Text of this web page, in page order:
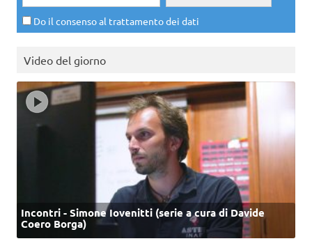
Do il consenso al trattamento dei dati
Video del giorno
Incontri - Simone Iovenitti (serie a cura di Davide
Coero Borga)